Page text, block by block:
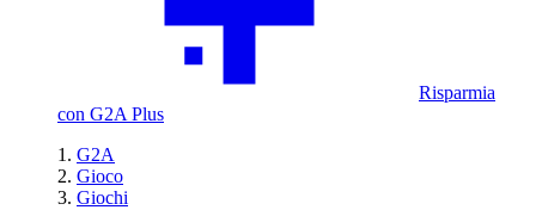
Risparmia
con G2A Plus
G2A
Gioco
Giochi